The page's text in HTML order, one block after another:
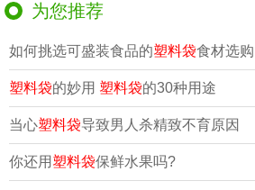
为您推荐
如何挑选可盛装食品的塑料袋食材选购
塑料袋的妙用 塑料袋的30种用途
当心塑料袋导致男人杀精致不育原因
你还用 塑料袋保鲜水果吗?